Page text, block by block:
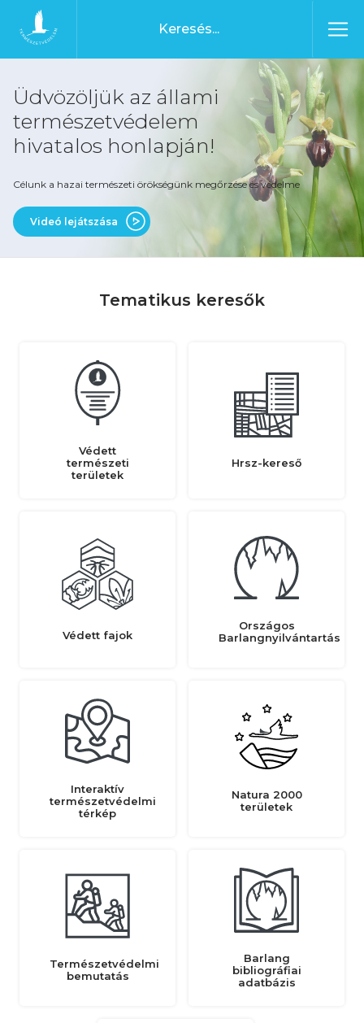
Ugrás a tartalomhoz
Főoldal
Üdvözöljük az állami
természetvédelem
hivatalos honlapján!
Célunk a hazai természeti örökségünk megőrzése és védelme
Videó lejátszása
Tematikus keresők
Védett
természeti
területek
Hrsz-kereső
Védett fajok
Országos
Barlangnyilvántartás
Interaktív
természetvédelmi
térkép
Natura 2000
területek
Természetvédelmi
bemutatás
Barlang
bibliográfiai
adatbázis